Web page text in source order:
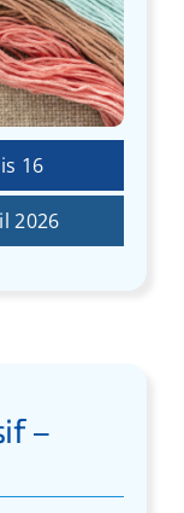
16
2026
–